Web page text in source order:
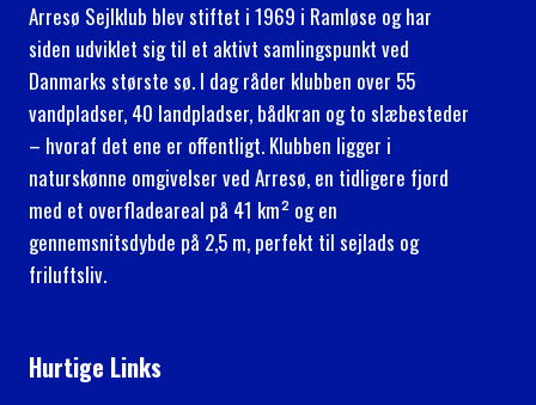
Arresø Sejlklub blev stiftet i 1969 i Ramløse og har
siden udviklet sig til et aktivt samlingspunkt ved
Danmarks største sø. I dag råder klubben over 55
vandpladser, 40 landpladser, bådkran og to slæbesteder
– hvoraf det ene er offentligt. Klubben ligger i
naturskønne omgivelser ved Arresø, en tidligere fjord
med et overfladeareal på 41 km² og en
gennemsnitsdybde på 2,5 m, perfekt til sejlads og
friluftsliv.
Hurtige Links